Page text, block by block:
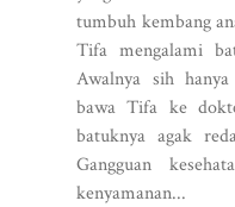
tumbuh kembang
Tifa mengalami
Awalnya sih
bawa Tifa ke
batuknya agak
Gangguan
kenyamanan...